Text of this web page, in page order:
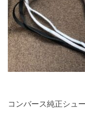
コンバース純正シュ